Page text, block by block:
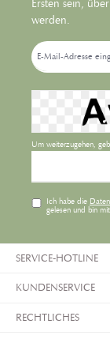
Ersten sein,
werden.
E-
Mail-
Adresse*
Um weiterzugehen,
Ich habe die
gelesen und bin
SERVICE-HOTLINE
KUNDENSERVICE
RECHTLICHES